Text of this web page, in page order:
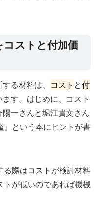
ストと付加価
る材料は、 コスト と付
す。はじめに、コスト
一さんと堀江貴文さん
』という本にヒントが書
る際はコストが検討材料
トが低いのであれば機械